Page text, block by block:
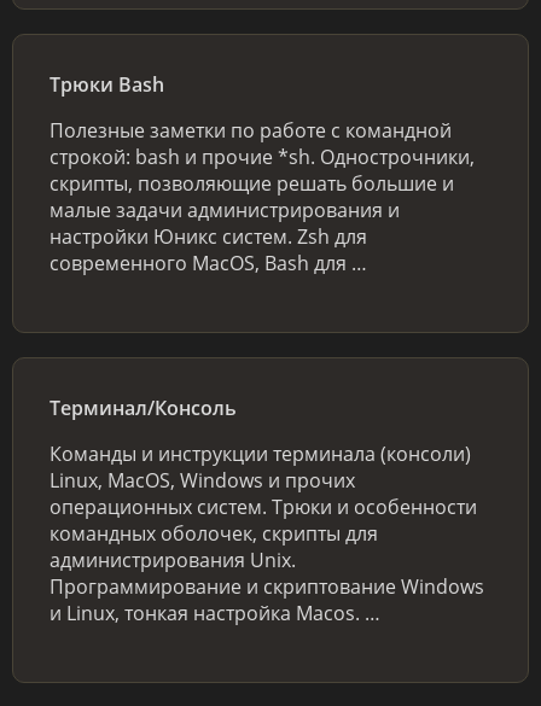
Трюки Bash
Полезные заметки по работе с командной
строкой: bash и прочие *sh. Однострочники,
скрипты, позволяющие решать большие и
малые задачи администрирования и
настройки Юникс систем. Zsh для
современного MacOS, Bash для …
Терминал/Консоль
Команды и инструкции терминала (консоли)
Linux, MacOS, Windows и прочих
операционных систем. Трюки и особенности
командных оболочек, скрипты для
администрирования Unix.
Программирование и скриптование Windows
и Linux, тонкая настройка Macos. …